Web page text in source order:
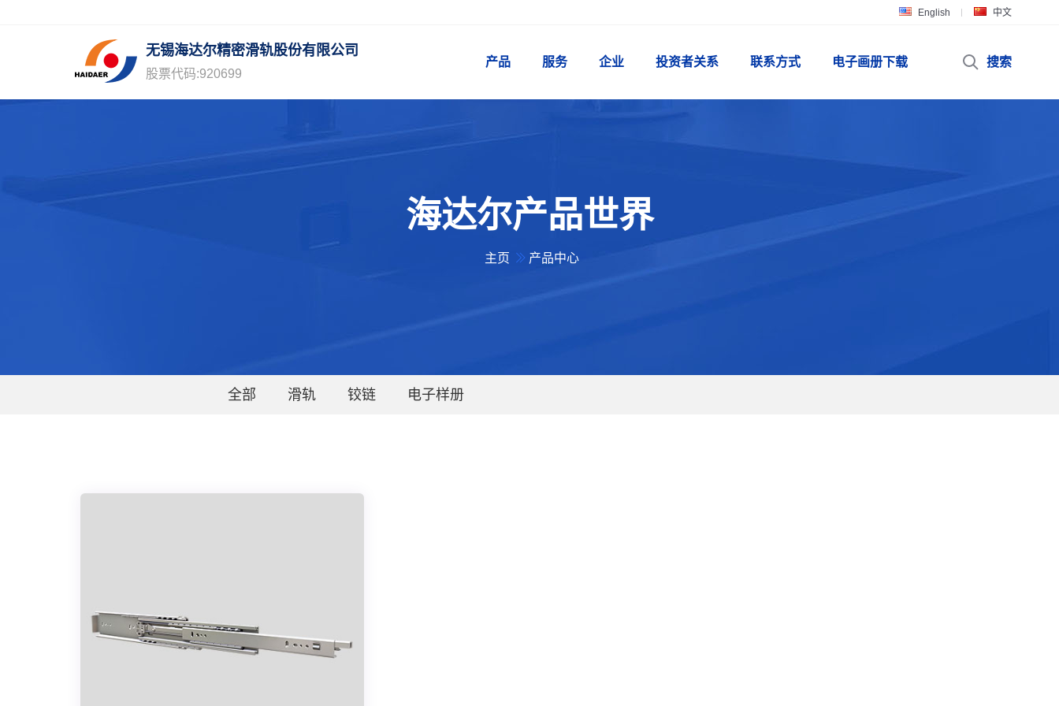
English 中文
无锡海达尔精密滑轨股份有限公司
股票代码:920699
产品 服务 企业 投资者关系 联系方式 电子画册下载 搜索
海达尔产品世界
主页 产品中心
全部 滑轨 铰链 电子样册